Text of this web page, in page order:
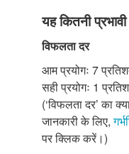
यह कितनी
विफलता दर
आम प्रयोगः 7
सही प्रयोगः 1
(‘विफलता दर’ का
जानकारी के लिए,
पर क्लिक करें।)